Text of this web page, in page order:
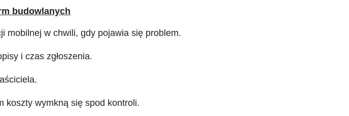
budowlanych
mobilnej w chwili, gdy pojawia się problem.
i czas zgłoszenia.
koszty wymkną się spod kontroli.